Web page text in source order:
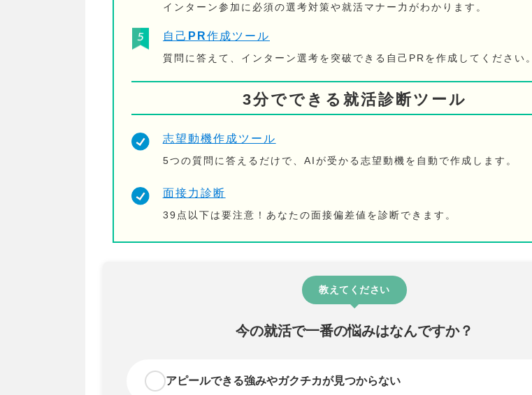
インターン参加に必須の選考対策や就活マナー力がわかります。
自己PR作成ツール
質問に答えて、インターン選考を突破できる自己PRを作成してください。
3分でできる就活診断ツール
志望動機作成ツール
5つの質問に答えるだけで、AIが受かる志望動機を自動で作成します。
面接力診断
39点以下は要注意！あなたの面接偏差値を診断できます。